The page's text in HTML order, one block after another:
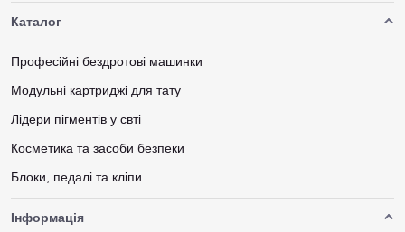
Каталог
Професійні бездротові машинки
Модульні картриджі для тату
Лідери пігментів у свті
Косметика та засоби безпеки
Блоки, педалі та кліпи
Інформація